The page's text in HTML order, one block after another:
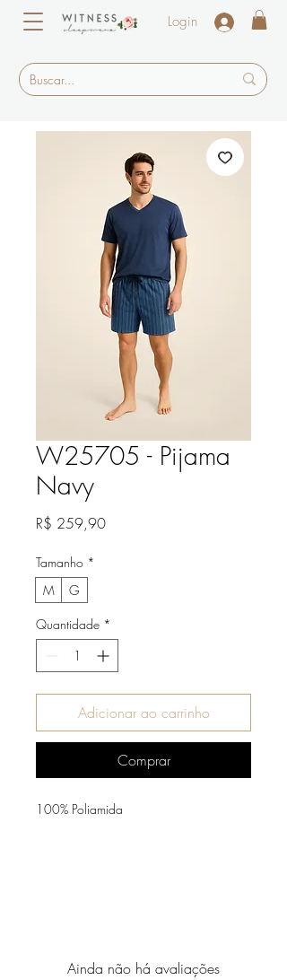
Login
W25705 - Pijama
Navy
R$ 259,90Preço
Tamanho *
M
G
Quantidade *
Adicionar ao carrinho
Comprar
100% Poliamida
Ainda não há avaliações